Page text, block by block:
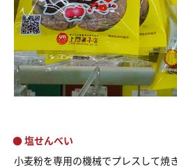
● 塩せんべい
小麦粉を専用の機械でプレスして焼